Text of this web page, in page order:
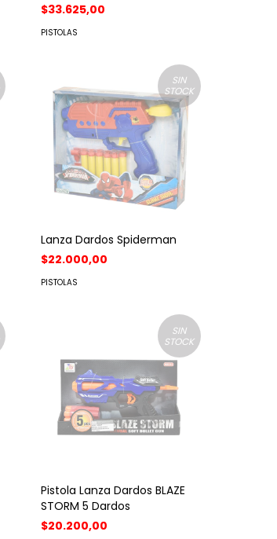
$33.625,00
PISTOLAS
SIN
STOCK
Lanza Dardos Spiderman
$22.000,00
PISTOLAS
SIN
STOCK
Pistola Lanza Dardos BLAZE
STORM 5 Dardos
$20.200,00